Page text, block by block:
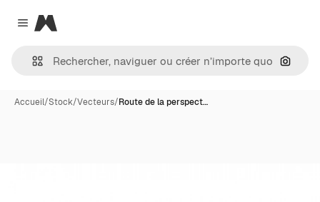
Close menu
Magnific
Accueil/Stock/Vecteurs/Route de la perspect…